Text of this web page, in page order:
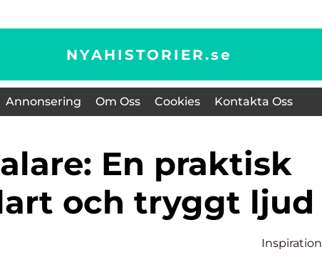
NYAHISTORIER.se
Annonsering Om Oss Cookies Kontakta Oss
och tryggt ljud
Inspiration